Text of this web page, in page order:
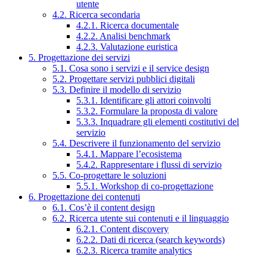
utente
4.2. Ricerca secondaria
4.2.1. Ricerca documentale
4.2.2. Analisi benchmark
4.2.3. Valutazione euristica
5. Progettazione dei servizi
5.1. Cosa sono i servizi e il service design
5.2. Progettare servizi pubblici digitali
5.3. Definire il modello di servizio
5.3.1. Identificare gli attori coinvolti
5.3.2. Formulare la proposta di valore
5.3.3. Inquadrare gli elementi costitutivi del
servizio
5.4. Descrivere il funzionamento del servizio
5.4.1. Mappare l’ecosistema
5.4.2. Rappresentare i flussi di servizio
5.5. Co-progettare le soluzioni
5.5.1. Workshop di co-progettazione
6. Progettazione dei contenuti
6.1. Cos’è il content design
6.2. Ricerca utente sui contenuti e il linguaggio
6.2.1. Content discovery
6.2.2. Dati di ricerca (search keywords)
6.2.3. Ricerca tramite analytics